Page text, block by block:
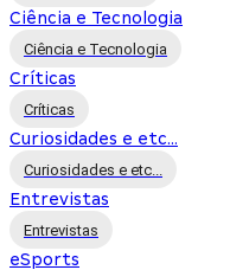
Ciência e Tecnologia
Ciência e Tecnologia
Críticas
Críticas
Curiosidades e etc...
Curiosidades e etc...
Entrevistas
Entrevistas
eSports